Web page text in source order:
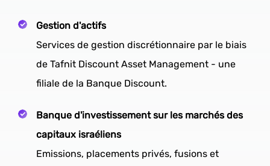
Gestion d'actifs
Services de gestion discrétionnaire par le biais
de Tafnit Discount Asset Management - une
filiale de la Banque Discount.
Banque d'investissement sur les marchés des
capitaux israéliens
Emissions, placements privés, fusions et